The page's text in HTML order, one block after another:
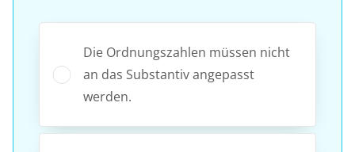
Die Ordnungszahlen müssen nicht
an das Substantiv angepasst
werden.